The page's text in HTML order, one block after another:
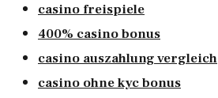
casino freispiele
400% casino bonus
casino auszahlung vergleich
casino ohne kyc bonus